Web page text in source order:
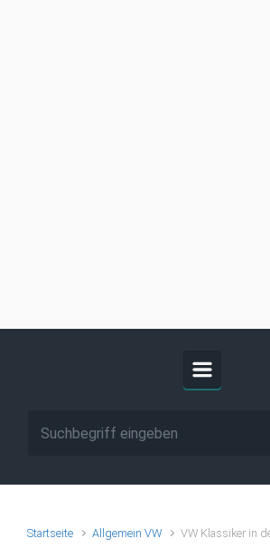
Startseite Allgemein VW VW Klassiker in